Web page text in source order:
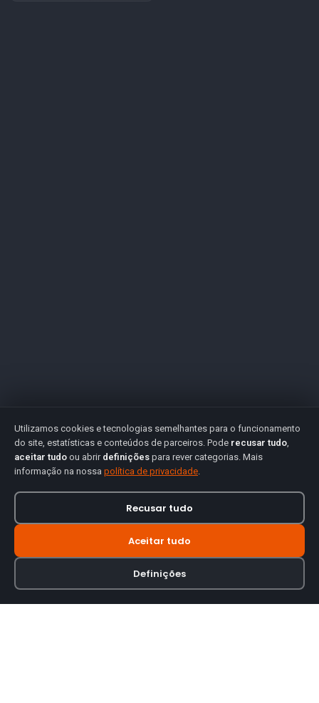
Utilizamos cookies e tecnologias semelhantes para o funcionamento
do site, estatísticas e conteúdos de parceiros. Pode recusar tudo,
aceitar tudo ou abrir definições para rever categorias. Mais
informação na nossa política de privacidade.
Recusar tudo
Aceitar tudo
Definições